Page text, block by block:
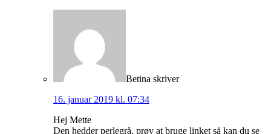
Betina skriver
16. januar 2019 kl. 07:34
Hej Mette
Den hedder perlegrå, prøv at bruge linket så kan du se